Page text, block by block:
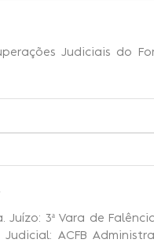
Judiciais do
3ª Vara de
Judicial: ACFB